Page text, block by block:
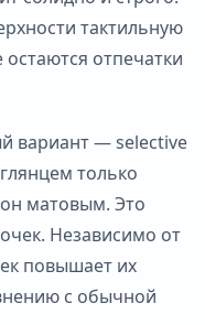
тактильную
отпечатки
вариант — selective
только
матовым. Это
Независимо от
повышает их
с обычной